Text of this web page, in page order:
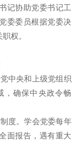
记协助党委书记工
委委员根据党委决
权。
中央和上级党组织
，确保中央政令畅
度。学会党委每年
面报告，遇有重大